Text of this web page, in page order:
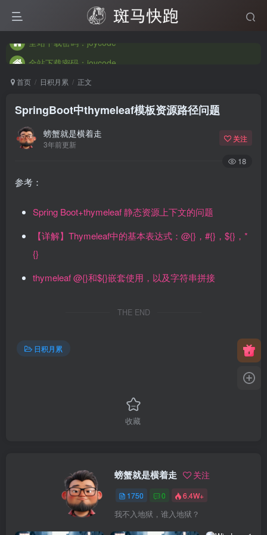
全站下载密码：joycode
全站下载密码：joycode
首页 日积月累 正文
SpringBoot中thymeleaf模板资源路径问题
螃蟹就是横着走
3年前更新
关注
18
参考：
Spring Boot+thymeleaf 静态资源上下文的问题
【详解】Thymeleaf中的基本表达式：@{}，#{}，${}，*
{}
thymeleaf @{}和${}嵌套使用，以及字符串拼接
THE END
日积月累
收藏
螃蟹就是横着走 关注
1750 0 6.4W+
我不入地狱，谁入地狱？